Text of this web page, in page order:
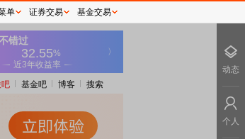
吧 基金吧 博客 搜索
单 证券交易 基金交易
动态
个人